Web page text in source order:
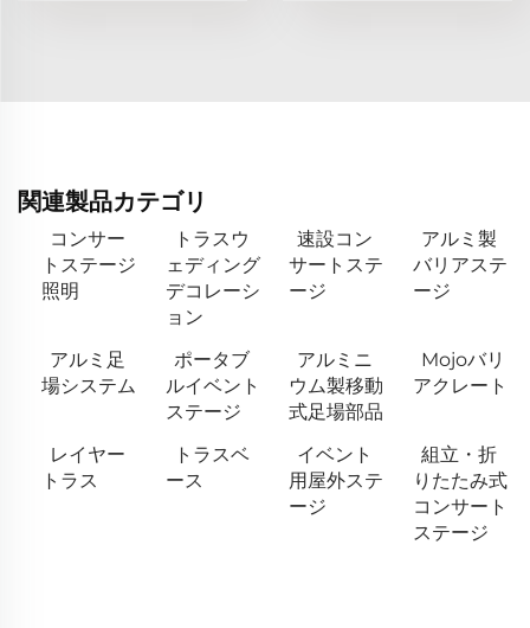
関連製品カテゴリ
コンサー
トステージ
照明
トラスウ
ェディング
デコレーシ
ョン
速設コン
サートステ
ージ
アルミ製
バリアステ
ージ
アルミ足
場システム
ポータブ
ルイベント
ステージ
アルミニ
ウム製移動
式足場部品
Mojoバリ
アクレート
レイヤー
トラス
トラスベ
ース
イベント
用屋外ステ
ージ
組立・折
りたたみ式
コンサート
ステージ